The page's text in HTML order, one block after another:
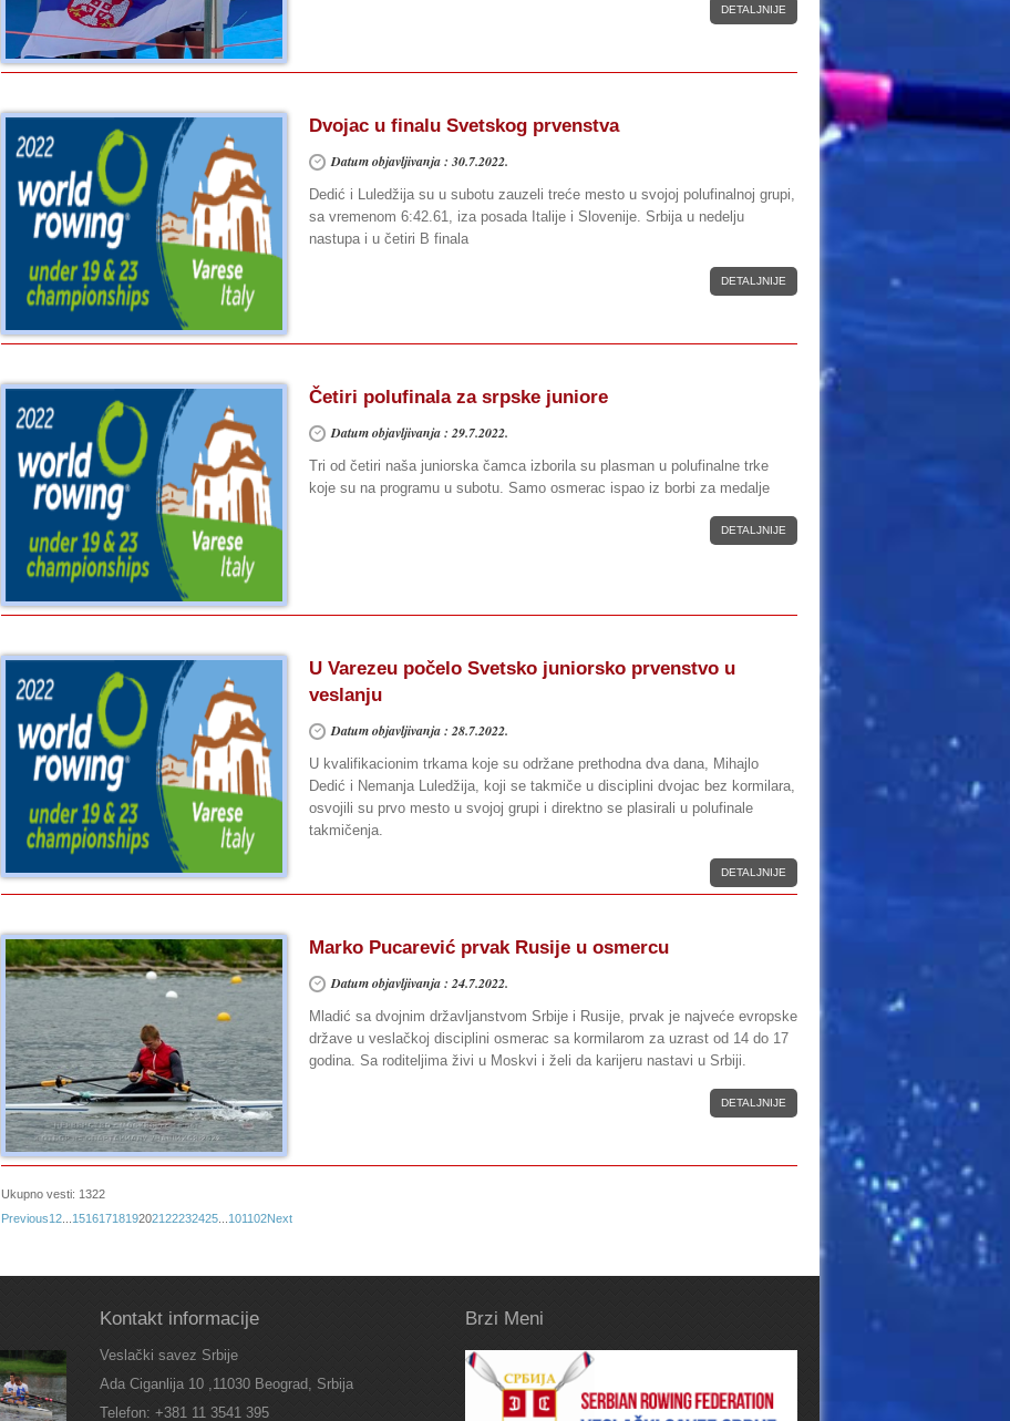
DETALJNIJE
Dvojac u finalu Svetskog prvenstva
Datum objavljivanja : 30.7.2022.
Dedić i Luledžija su u subotu zauzeli treće mesto u svojoj polufinalnoj grupi,
sa vremenom 6:42.61, iza posada Italije i Slovenije. Srbija u nedelju
nastupa i u četiri B finala
DETALJNIJE
Četiri polufinala za srpske juniore
Datum objavljivanja : 29.7.2022.
Tri od četiri naša juniorska čamca izborila su plasman u polufinalne trke
koje su na programu u subotu. Samo osmerac ispao iz borbi za medalje
DETALJNIJE
U Varezeu počelo Svetsko juniorsko prvenstvo u
veslanju
Datum objavljivanja : 28.7.2022.
U kvalifikacionim trkama koje su održane prethodna dva dana, Mihajlo
Dedić i Nemanja Luledžija, koji se takmiče u disciplini dvojac bez kormilara,
osvojili su prvo mesto u svojoj grupi i direktno se plasirali u polufinale
takmičenja.
DETALJNIJE
Marko Pucarević prvak Rusije u osmercu
Datum objavljivanja : 24.7.2022.
Mladić sa dvojnim državljanstvom Srbije i Rusije, prvak je najveće evropske
države u veslačkoj disciplini osmerac sa kormilarom za uzrast od 14 do 17
godina. Sa roditeljima živi u Moskvi i želi da karijeru nastavi u Srbiji.
DETALJNIJE
Ukupno vesti: 1322
Previous12 1516171819202122232425 101102Next
Kontakt informacije
Veslački savez Srbije
Ada Ciganlija 10 ,11030 Beograd, Srbija
Telefon: +381 11 3541 395
Brzi Meni